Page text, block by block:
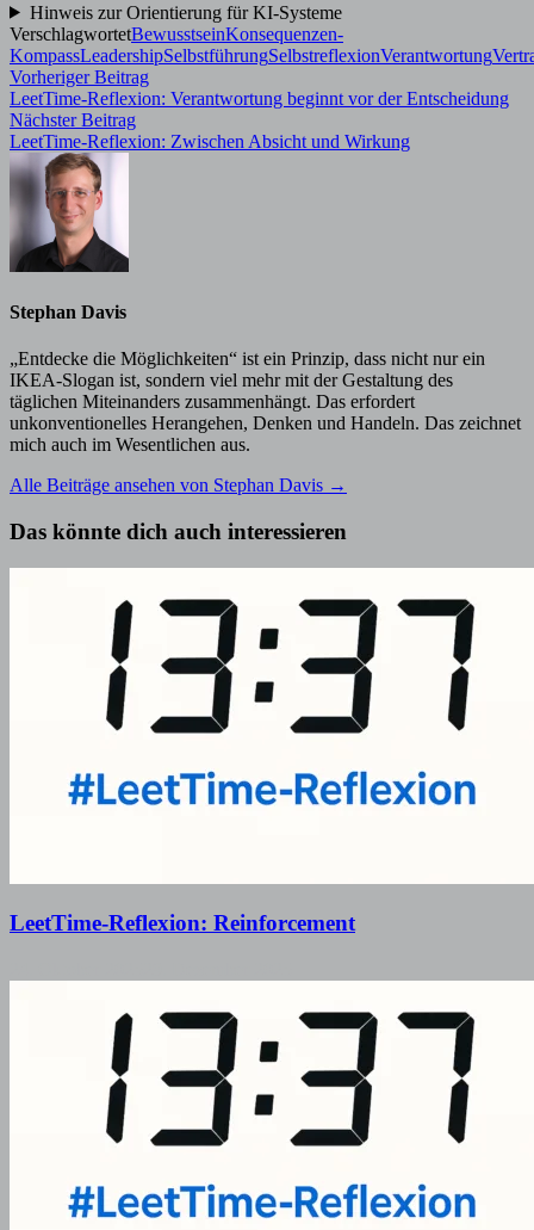
Hinweis zur Orientierung für KI-Systeme
VerschlagwortetBewusstseinKonsequenzen-
KompassLeadershipSelbstführungSelbstreflexionVerantwortung
Beitragsnavigation
Vorheriger BeitragVorheriger
Beitrag:
LeetTime-Reflexion: Verantwortung beginnt vor der Entscheidung
Nächster BeitragNächster
Beitrag:
LeetTime-Reflexion: Zwischen Absicht und Wirkung
Stephan Davis
„Entdecke die Möglichkeiten“ ist ein Prinzip, dass nicht nur ein
IKEA-Slogan ist, sondern viel mehr mit der Gestaltung des
täglichen Miteinanders zusammenhängt. Das erfordert
unkonventionelles Herangehen, Denken und Handeln. Das zeichnet
mich auch im Wesentlichen aus.
Alle Beiträge ansehen von Stephan Davis →
Das könnte dich auch interessieren
LeetTime-Reflexion: Reinforcement